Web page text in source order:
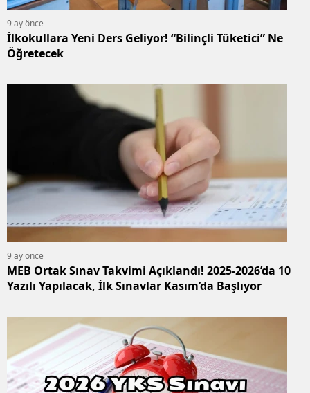
9 ay önce
İlkokullara Yeni Ders Geliyor! “Bilinçli Tüketici” Ne
Öğretecek
9 ay önce
MEB Ortak Sınav Takvimi Açıklandı! 2025-2026’da 10
Yazılı Yapılacak, İlk Sınavlar Kasım’da Başlıyor